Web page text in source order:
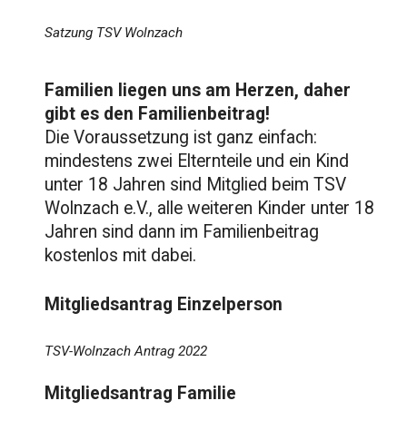
Satzung TSV Wolnzach
Familien liegen uns am Herzen, daher
gibt es den Familienbeitrag!
Die Voraussetzung ist ganz einfach:
mindestens zwei Elternteile und ein Kind
unter 18 Jahren sind Mitglied beim TSV
Wolnzach e.V., alle weiteren Kinder unter 18
Jahren sind dann im Familienbeitrag
kostenlos mit dabei.
Mitgliedsantrag Einzelperson
TSV-Wolnzach Antrag 2022
Mitgliedsantrag Familie